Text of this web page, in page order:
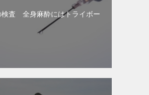
検査 全身麻酔にはトライボー